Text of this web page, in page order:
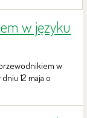
w języku
w
12 maja o